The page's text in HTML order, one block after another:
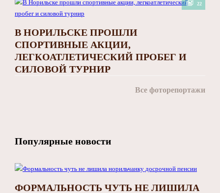
22
В НОРИЛЬСКЕ ПРОШЛИ
СПОРТИВНЫЕ АКЦИИ,
ЛЕГКОАТЛЕТИЧЕСКИЙ ПРОБЕГ И
СИЛОВОЙ ТУРНИР
Все фоторепортажи
Популярные новости
ФОРМАЛЬНОСТЬ ЧУТЬ НЕ ЛИШИЛА